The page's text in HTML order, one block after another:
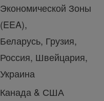
Экономической Зоны
(EEA),
Беларусь, Грузия,
Россия, Швейцария,
Украина
Канада & США